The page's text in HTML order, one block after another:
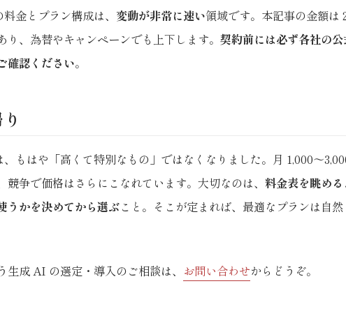
金とプラン構成は、 変動が非常に速い領域です。本記事の金額は
り、為替やキャンペーンでも上下します。 契約前には必ず各社の
確認ください。
もはや「高くて特別なもの」ではなくなりました。月 1,000〜
競争で価格はさらにこなれています。大切なのは、 料金表を眺め
うかを決めてから選ぶこと。そこが定まれば、最適なプランは自然
生成 AI の選定・導入のご相談は、 お問い合わせからどうぞ。